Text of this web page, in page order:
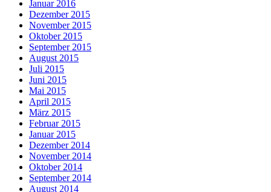
Januar 2016
Dezember 2015
November 2015
Oktober 2015
September 2015
August 2015
Juli 2015
Juni 2015
Mai 2015
April 2015
März 2015
Februar 2015
Januar 2015
Dezember 2014
November 2014
Oktober 2014
September 2014
August 2014